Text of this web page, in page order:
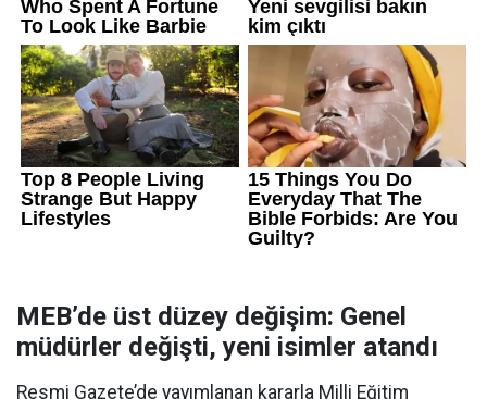
MEB’de üst düzey değişim: Genel
müdürler değişti, yeni isimler atandı
Resmi Gazete’de yayımlanan kararla Milli Eğitim